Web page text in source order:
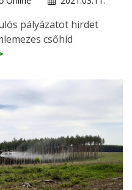
pályázatot hirdet
csőhíd